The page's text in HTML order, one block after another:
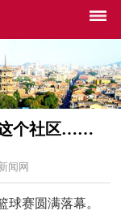
这个社区……
闻网
球赛圆满落幕。